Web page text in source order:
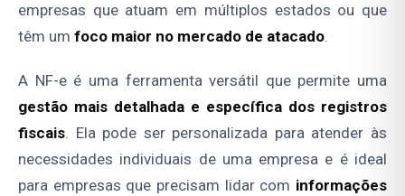
empresas que atuam em múltiplos estados ou que
têm um foco maior no mercado de atacado.
A NF-e é uma ferramenta versátil que permite uma
gestão mais detalhada e específica dos registros
fiscais. Ela pode ser personalizada para atender às
necessidades individuais de uma empresa e é ideal
para empresas que precisam lidar com informações